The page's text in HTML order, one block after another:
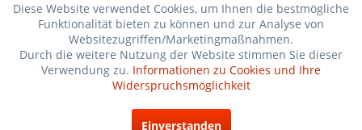
Diese Website verwendet Cookies, um Ihnen die bestmögliche
Funktionalität bieten zu können und zur Analyse von
Websitezugriffen/Marketingmaßnahmen.
Durch die weitere Nutzung der Website stimmen Sie dieser
Verwendung zu. Informationen zu Cookies und Ihre
Widerspruchsmöglichkeit
Einverstanden
(4.75 / 5)
Bewertungen bei: shopvote.de ⓘ